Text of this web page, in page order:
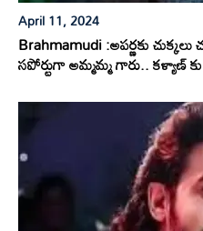
April 11, 2024
Brahmamudi :అపర్ణకు
సపోర్టుగా అమ్మమ్మ గారు.. కళ్యాణ్